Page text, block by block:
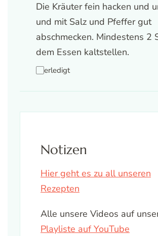
Die Kräuter fein hacken und
und mit Salz und Pfeffer gut
abschmecken. Mindestens 2
dem Essen kaltstellen.
erledigt
Notizen
Hier geht es zu all unseren
Rezepten
Alle unsere Videos auf
Playliste auf YouTube